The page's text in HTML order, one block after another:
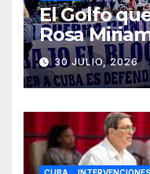
El Golfo
Rosa
30 JULIO, 2026